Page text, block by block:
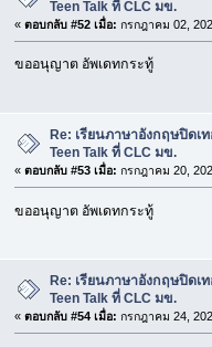
Teen Talk ที่ CLC มข.
« ตอบกลับ #52 เมื่อ: กรกฎาคม 02,
ขออนุญาต อัพเดทกระทู้
Re: เรียนภาษาอังกฤษปิดเ
Teen Talk ที่ CLC มข.
« ตอบกลับ #53 เมื่อ: กรกฎาคม 20,
ขออนุญาต อัพเดทกระทู้
Re: เรียนภาษาอังกฤษปิดเ
Teen Talk ที่ CLC มข.
« ตอบกลับ #54 เมื่อ: กรกฎาคม 24,